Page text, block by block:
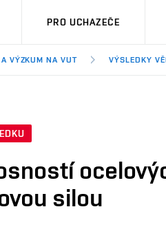
PRO UCHAZEČE
VÝZKUM NA VUT VÝSLEDKY
silou